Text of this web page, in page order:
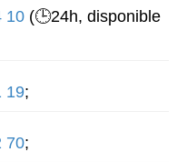
10 (🕒24h, disponible
19;
70;